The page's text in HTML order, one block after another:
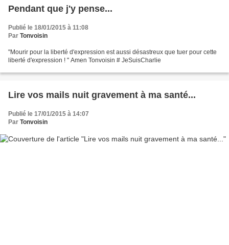
Pendant que j'y pense...
Publié le 18/01/2015 à 11:08
Par Tonvoisin
"Mourir pour la liberté d'expression est aussi désastreux que tuer pour cette
liberté d'expression ! " Amen Tonvoisin # JeSuisCharlie
Lire vos mails nuit gravement à ma santé...
Publié le 17/01/2015 à 14:07
Par Tonvoisin